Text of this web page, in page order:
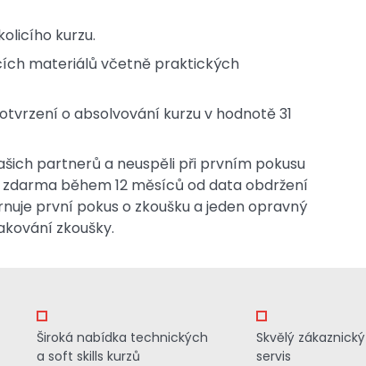
kurzu.
materiálů včetně praktických
o absolvování kurzu v hodnotě 31
partnerů a neuspěli při prvním pokusu
během 12 měsíců od data obdržení
první pokus o zkoušku a jeden opravný
zkoušky.
Široká nabídka technických
a soft skills kurzů
Skvělý zákaznický
servis